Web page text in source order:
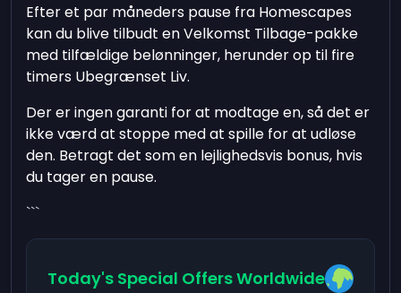
Efter et par måneders pause fra Homescapes
kan du blive tilbudt en Velkomst Tilbage-pakke
med tilfældige belønninger, herunder op til fire
timers Ubegrænset Liv.
Der er ingen garanti for at modtage en, så det er
ikke værd at stoppe med at spille for at udløse
den. Betragt det som en lejlighedsvis bonus, hvis
du tager en pause.
```
Today's Special Offers Worldwide